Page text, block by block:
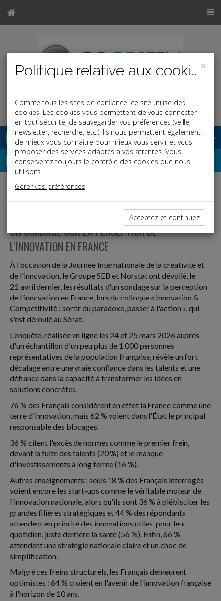
Base documentaire
Dépêches
j
Vie des affaires
UN SONDAGE SUR LA PERCEPTION DE
L'INNOVATION EN FRANCE
À l'occasion de la Journée Internationale de la créativité et
de l'innovation, le Groupe SEB et Norstat ont dévoilé, le
21 avril dernier, les résultats d'un sondage sur la perception
de l'innovation en France, lors du colloque « Innovation &
Compétitivité : sortir du paradoxe, passer à l'action », qui
s'est déroulé au Sénat.
L'enquête, réalisée en ligne les 24 et 25 mars 2026 auprès
d'un échantillon d'un peu plus de 1 000 personnes
représentatives de la population française, révèle un fort
décalage entre une vraie confiance dans les talents et une
défiance dans la capacité à transformer les idées en
solutions concrètes.
76 % des Français considèrent en effet la France comme une
terre d'innovation, mais 62 % voient dans l'État le principal
responsable des blocages.
36 % citent l'excès de normes comme le premier frein,
devant la fuite des talents (20 %) et le manque
d'investissements à long terme (16 %).
Autres enseignements : seuls 18 % des Français interrogés
voient encore les start-ups comme le véritable moteur de
l'innovation nationale, alors qu'ils sont 36 % à plébisciter les
grandes filières stratégiques et 44 % des répondants
attendent en priorité des innovations utiles, pour leur
quotidien, juste derrière la santé (56 %). Enfin, 66 %
attendent une stratégie nationale claire et un choc de
simplification.
Malgré ces freins structurels, les Français demeurent
optimistes : 64 % croient en l'avenir de l'innovation française
à l'horizon de 10 ans.
×
Politique relative aux cookies
Comme tous les sites de confiance, ce site utilise des
cookies. Les cookies vous permettent de vous connecter
en tout sécurité, de sauvegarder vos préférences (veille,
newsletter, recherche, etc.). Ils nous permettent également
de mieux vous connaitre pour mieux vous servir et vous
proposer des services adaptés à vos attentes. Vous
conserverez toujours le contrôle des cookies que nous
utilisons.
Gérer vos préférences
Acceptez et continuez